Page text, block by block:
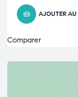
AJOUTER AU
Comparer